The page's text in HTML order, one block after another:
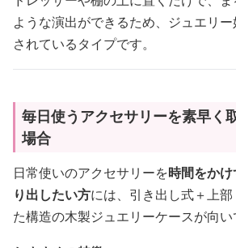
ような演出ができるため、ジュエリ
されているタイプです。
毎日使うアクセサリーを素早く
場合
日常使いのアクセサリーを時間をか
り出したい方には、引き出し式＋上
た構造の木製ジュエリーケースが向い